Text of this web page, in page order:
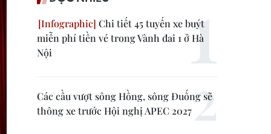
Chi tiết 45 tuyến xe buýt
miễn phí tiền vé trong Vành đai 1 ở Hà
Nội
Các cầu vượt sông Hồng, sông Đuống sẽ
thông xe trước Hội nghị APEC 2027